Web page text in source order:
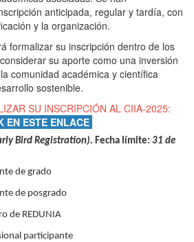
anticipada, regular y tardía, con
y la organización.
formalizar su inscripción dentro de los
su aporte como una inversión
comunidad académica y científica
sostenible.
SU INSCRIPCIÓN AL CIIA-2025:
EN ESTE ENLACE
Bird Registration). Fecha límite: 31 de
de grado
de posgrado
de REDUNIA
participante